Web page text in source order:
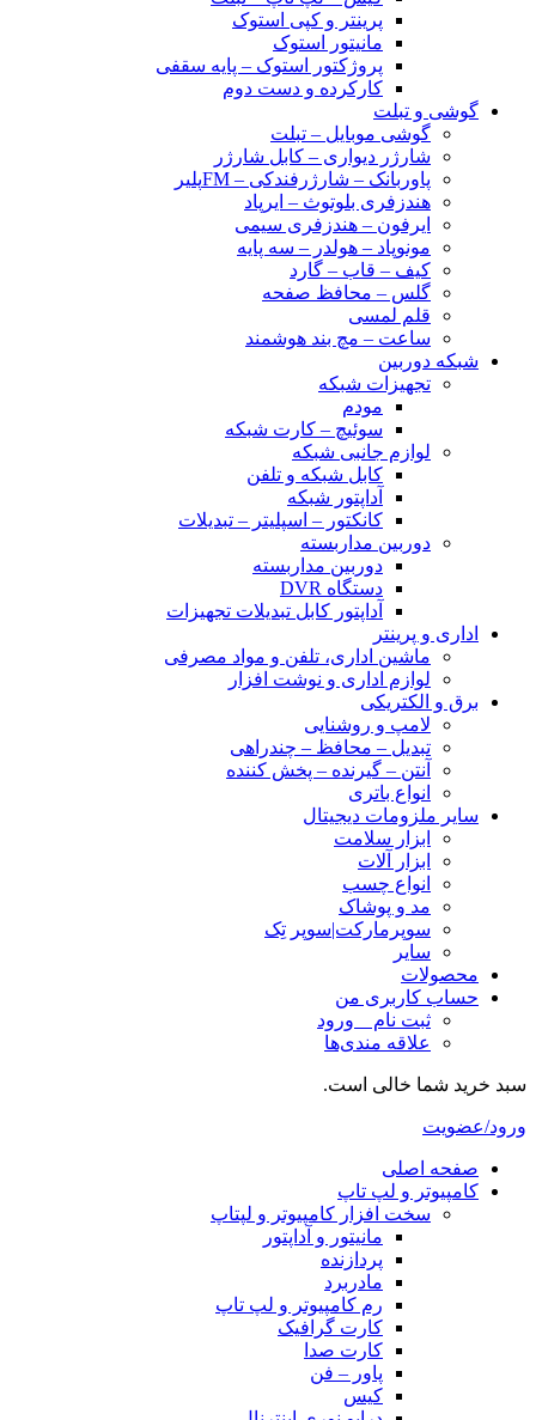
پرینتر و کپی استوک
مانیتور استوک
پروژکتور استوک – پایه سقفی
کارکرده و دست دوم
گوشی و تبلت
گوشی موبایل – تبلت
شارژر دیواری – کابل شارژر
پاوربانک – شارژرفندکی – FMپلیر
هندزفری بلوتوث – ایرپاد
ایرفون – هندزفری سیمی
مونوپاد – هولدر – سه پایه
کیف – قاب – گارد
گلس – محافظ صفحه
قلم لمسی
ساعت – مچ بند هوشمند
شبکه دوربین
تجهیزات شبکه
مودم
سوئیچ – کارت شبکه
لوازم جانبی شبکه
کابل شبکه و تلفن
آداپتور شبکه
کانکتور – اسپلیتر – تبدیلات
دوربین مداربسته
دوربین مداربسته
دستگاه DVR
آداپتور کابل تبدیلات تجهیزات
اداری و پرینتر
ماشین اداری، تلفن و مواد مصرفی
لوازم اداری و نوشت افزار
برق و الکتریکی
لامپ و روشنایی
تبدیل – محافظ – چندراهی
آنتن – گیرنده – پخش کننده
انواع باتری
سایر ملزومات دیجیتال
ابزار سلامت
ابزار آلات
انواع چسب
مد و پوشاک
سوپرمارکت|سوپر تِک
سایر
محصولات
حساب کاربری من
ثبت نام _ ورود
علاقه مندی‌ها
سبد خرید شما خالی است.
ورود/عضویت
صفحه اصلی
کامپیوتر و‌‌‌‌‌ لپ تاپ
سخت افزار کامپیوتر و لپتاپ
مانیتور و آداپتور
پردازنده
مادربرد
رم کامپیوتر و لپ تاپ
کارت گرافیک
کارت صدا
پاور – فن
کیس